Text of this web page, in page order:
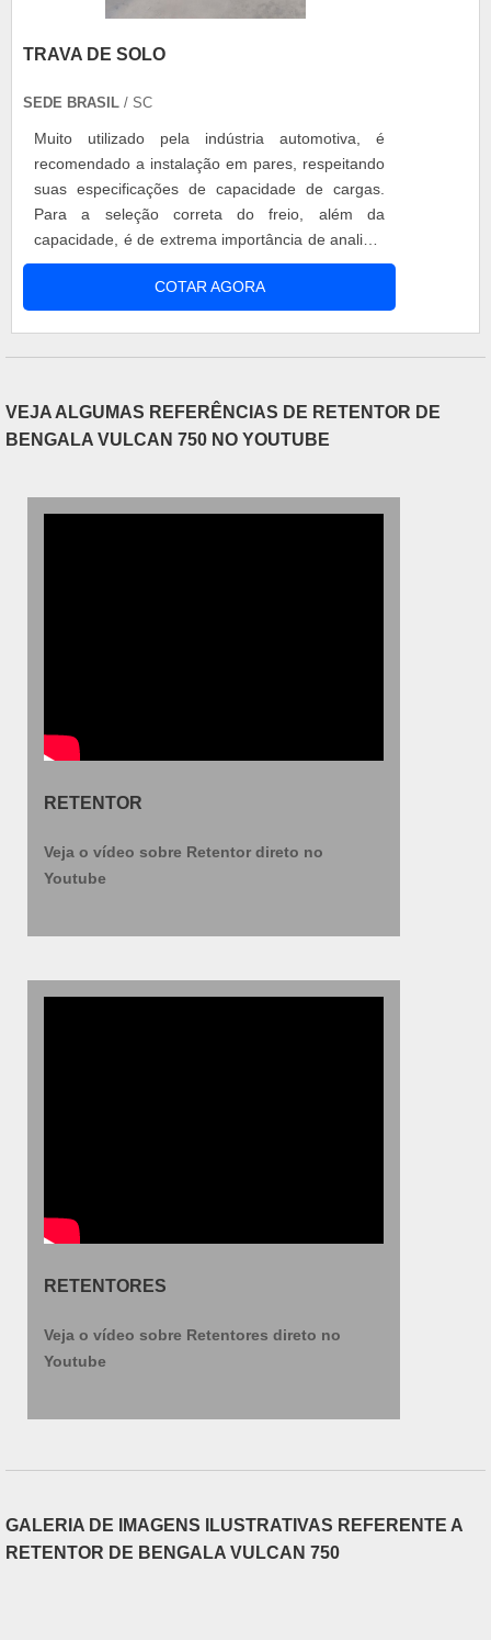
TRAVA DE SOLO
SEDE BRASIL / SC
Muito utilizado pela indústria automotiva, é
recomendado a instalação em pares, respeitando
suas especificações de capacidade de cargas.
Para a seleção correta do freio, além da
capacidade, é de extrema importância de analisar
suas alturas. O equipamento é projetado para
suportar impactos, sendo assim o produto
oferece: Lucratividade; Segurança; Fácil
COTAR AGORA
VEJA ALGUMAS REFERÊNCIAS DE RETENTOR DE
BENGALA VULCAN 750 NO YOUTUBE
RETENTOR
Veja o vídeo sobre Retentor direto no
Youtube
RETENTORES
Veja o vídeo sobre Retentores direto no
Youtube
GALERIA DE IMAGENS ILUSTRATIVAS REFERENTE A
RETENTOR DE BENGALA VULCAN 750